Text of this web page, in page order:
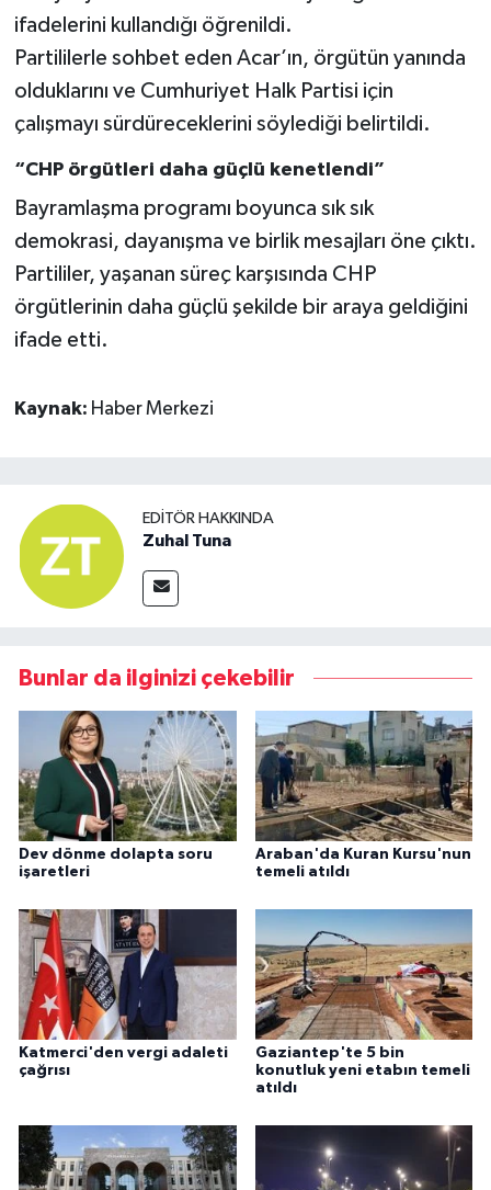
ifadelerini kullandığı öğrenildi.
Partililerle sohbet eden Acar’ın, örgütün yanında
olduklarını ve Cumhuriyet Halk Partisi için
çalışmayı sürdüreceklerini söylediği belirtildi.
“CHP örgütleri daha güçlü kenetlendi”
Bayramlaşma programı boyunca sık sık
demokrasi, dayanışma ve birlik mesajları öne çıktı.
Partililer, yaşanan süreç karşısında CHP
örgütlerinin daha güçlü şekilde bir araya geldiğini
ifade etti.
Kaynak: Haber Merkezi
EDITÖR HAKKINDA
Zuhal Tuna
Bunlar da ilginizi çekebilir
Dev dönme dolapta soru
işaretleri
Araban'da Kuran Kursu'nun
temeli atıldı
Katmerci'den vergi adaleti
çağrısı
Gaziantep'te 5 bin
konutluk yeni etabın temeli
atıldı